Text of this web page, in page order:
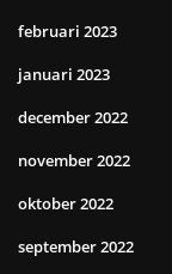
februari 2023
januari 2023
december 2022
november 2022
oktober 2022
september 2022